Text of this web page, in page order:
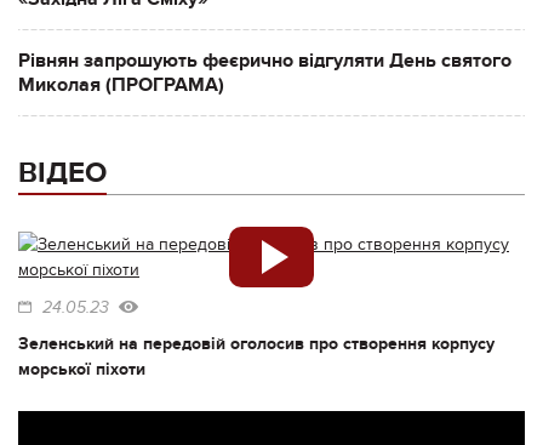
Рівнян запрошують феєрично відгуляти День святого
Миколая (ПРОГРАМА)
ВІДЕО
24.05.23
Зеленський на передовій оголосив про створення корпусу
морської піхоти